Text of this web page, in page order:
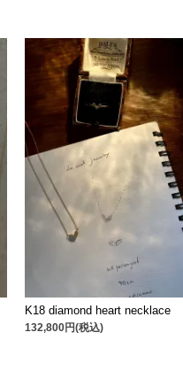
K18 diamond heart necklace
132,800円(税込)